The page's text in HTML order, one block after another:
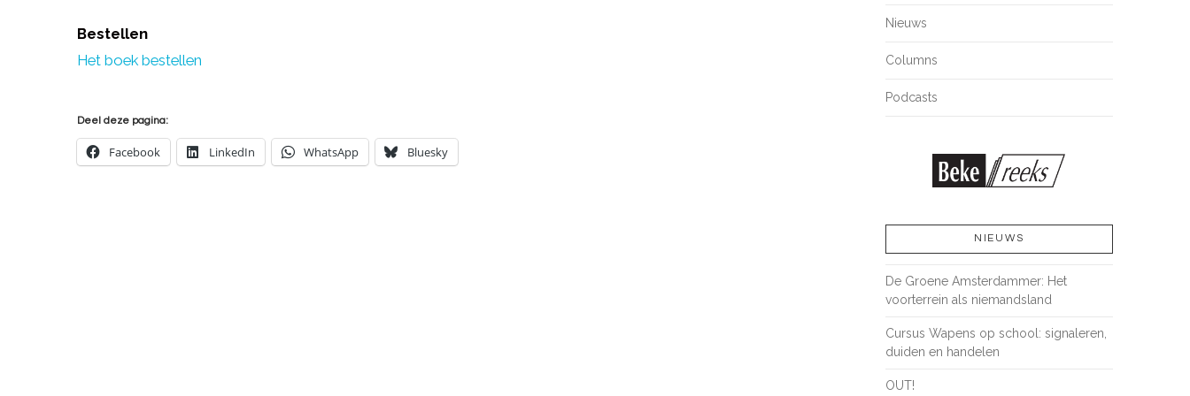
Bestellen
Het boek bestellen
Deel deze pagina:
Facebook LinkedIn WhatsApp Bluesky
Nieuws
Columns
Podcasts
NIEUWS
De Groene Amsterdammer: Het
voorterrein als niemandsland
Cursus Wapens op school: signaleren,
duiden en handelen
OUT!